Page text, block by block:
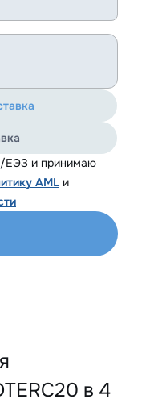
ЕЭЗ и принимаю
AML и
в 4